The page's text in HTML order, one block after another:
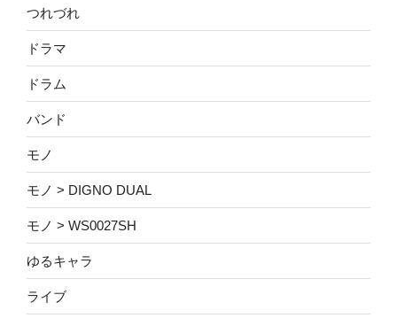
つれづれ
ドラマ
ドラム
バンド
モノ
モノ > DIGNO DUAL
モノ > WS0027SH
ゆるキャラ
ライブ